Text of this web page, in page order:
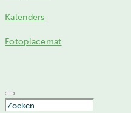
Kalenders
Fotoplacemat